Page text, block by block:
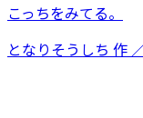
こっちをみてる。
となりそうしち 作